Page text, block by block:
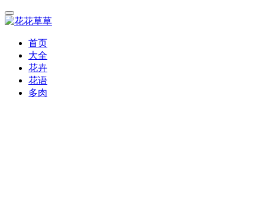
首页
大全
花卉
花语
多肉